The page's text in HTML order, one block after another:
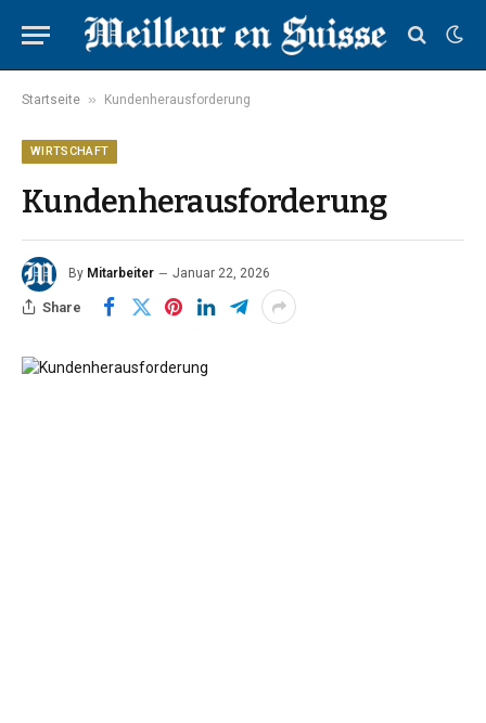
Startseite » Kundenherausforderung
WIRTSCHAFT
Kundenherausforderung
By Mitarbeiter Januar 22, 2026
Share